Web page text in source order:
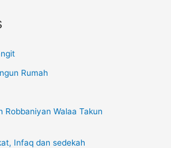
Rumah
Robbaniyan Walaa Takun
Infaq dan sedekah